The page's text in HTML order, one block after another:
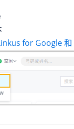
for Google